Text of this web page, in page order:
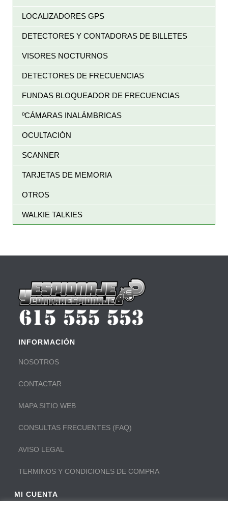
LOCALIZADORES GPS
DETECTORES Y CONTADORAS DE BILLETES
VISORES NOCTURNOS
DETECTORES DE FRECUENCIAS
FUNDAS BLOQUEADOR DE FRECUENCIAS
ºCÁMARAS INALÁMBRICAS
OCULTACIÓN
SCANNER
TARJETAS DE MEMORIA
OTROS
WALKIE TALKIES
INFORMACIÓN
NOSOTROS
CONTACTAR
MAPA SITIO WEB
CONSULTAS FRECUENTES (FAQ)
AVISO LEGAL
TERMINOS Y CONDICIONES DE COMPRA
MI CUENTA